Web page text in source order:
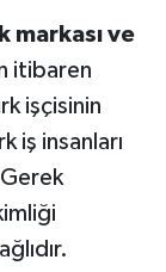
markası ve
itibaren
işçisinin
iş insanları